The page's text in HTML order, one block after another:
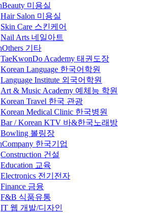
Beauty 미용실
Hair Salon 미용실
Skin Care 스킨케어
Nail Arts 네일아트
Others 기타
TaeKwonDo Academy 태권도장
Korean Language 한국어학원
Language Institute 외국어학원
Art & Music Academy 예체능 학원
Korean Travel 한국 관광
Korean Medical Clinic 한국병원
Bar / Korean KTV 바&한국노래방
Bowling 볼링장
Company 한국기업
Construction 건설
Education 교육
Electronics 전기전자
Finance 금융
F&B 식품유통
IT 웹 개발/디자인